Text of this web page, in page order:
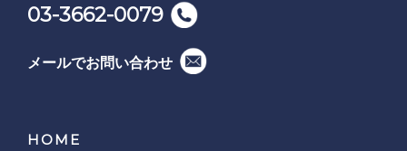
03-3662-0079
メールでお問い合わせ
HOME